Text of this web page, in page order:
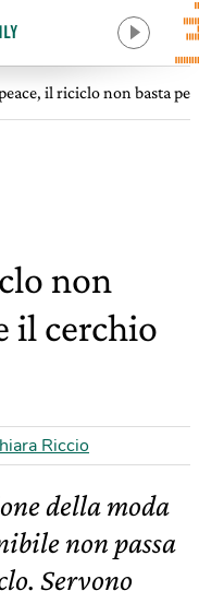
il riciclo non basta
non
il cerchio
Riccio
della moda
non passa
Servono